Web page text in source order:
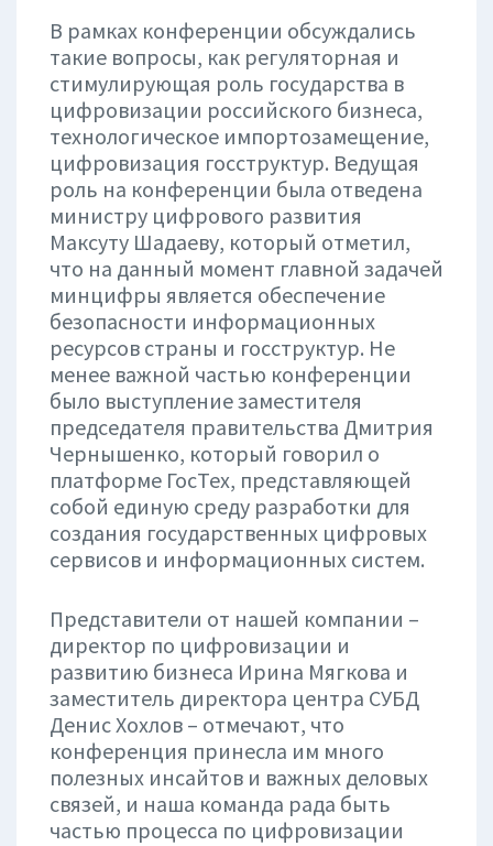
В рамках конференции обсуждались
такие вопросы, как регуляторная и
стимулирующая роль государства в
цифровизации российского бизнеса,
технологическое импортозамещение,
цифровизация госструктур. Ведущая
роль на конференции была отведена
министру цифрового развития
Максуту Шадаеву, который отметил,
что на данный момент главной задачей
минцифры является обеспечение
безопасности информационных
ресурсов страны и госструктур. Не
менее важной частью конференции
было выступление заместителя
председателя правительства Дмитрия
Чернышенко, который говорил о
платформе ГосТех, представляющей
собой единую среду разработки для
создания государственных цифровых
сервисов и информационных систем.
Представители от нашей компании –
директор по цифровизации и
развитию бизнеса Ирина Мягкова и
заместитель директора центра СУБД
Денис Хохлов – отмечают, что
конференция принесла им много
полезных инсайтов и важных деловых
связей, и наша команда рада быть
частью процесса по цифровизации